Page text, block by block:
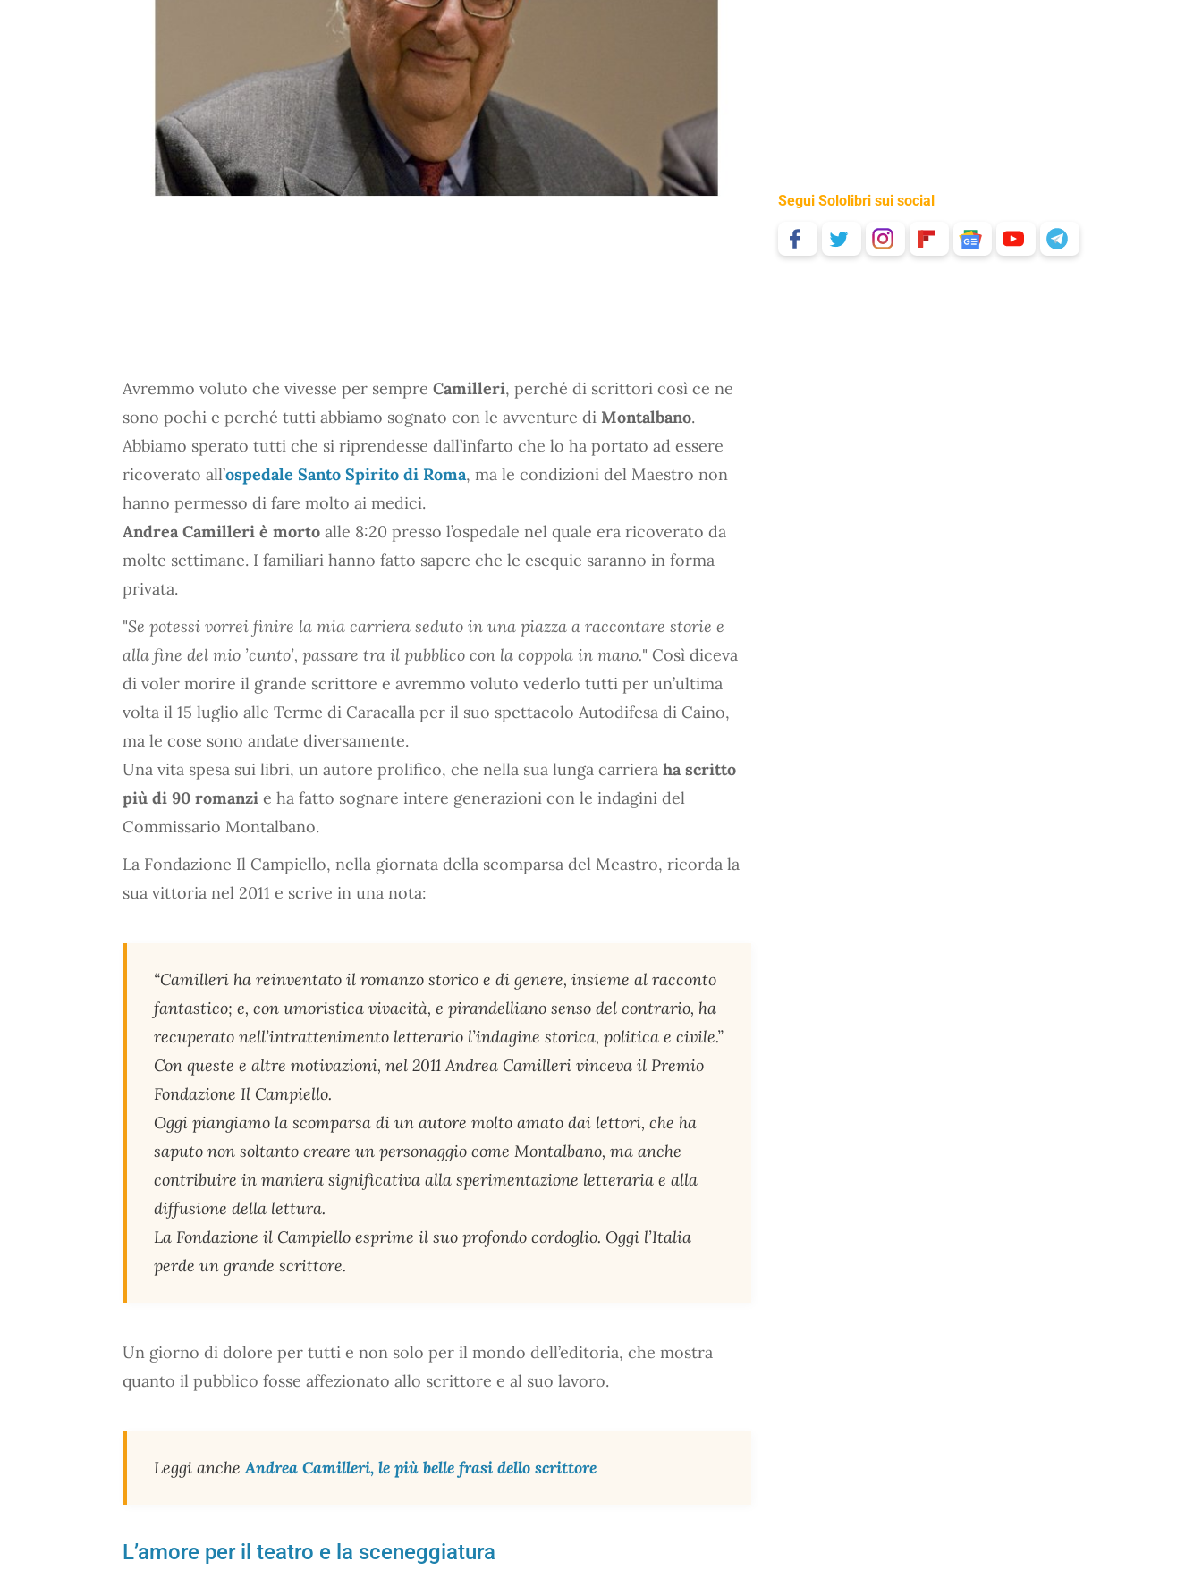
Avremmo voluto che vivesse per sempre Camilleri, perché di scrittori così ce ne
sono pochi e perché tutti abbiamo sognato con le avventure di Montalbano.
Abbiamo sperato tutti che si riprendesse dall’infarto che lo ha portato ad essere
ricoverato all’ospedale Santo Spirito di Roma, ma le condizioni del Maestro non
hanno permesso di fare molto ai medici.
Andrea Camilleri è morto alle 8:20 presso l’ospedale nel quale era ricoverato da
molte settimane. I familiari hanno fatto sapere che le esequie saranno in forma
privata.
"Se potessi vorrei finire la mia carriera seduto in una piazza a raccontare storie e
alla fine del mio ’cunto’, passare tra il pubblico con la coppola in mano." Così diceva
di voler morire il grande scrittore e avremmo voluto vederlo tutti per un’ultima
volta il 15 luglio alle Terme di Caracalla per il suo spettacolo Autodifesa di Caino,
ma le cose sono andate diversamente.
Una vita spesa sui libri, un autore prolifico, che nella sua lunga carriera ha scritto
più di 90 romanzi e ha fatto sognare intere generazioni con le indagini del
Commissario Montalbano.
La Fondazione Il Campiello, nella giornata della scomparsa del Meastro, ricorda la
sua vittoria nel 2011 e scrive in una nota:
“Camilleri ha reinventato il romanzo storico e di genere, insieme al racconto
fantastico; e, con umoristica vivacità, e pirandelliano senso del contrario, ha
recuperato nell’intrattenimento letterario l’indagine storica, politica e civile.”
Con queste e altre motivazioni, nel 2011 Andrea Camilleri vinceva il Premio
Fondazione Il Campiello.
Oggi piangiamo la scomparsa di un autore molto amato dai lettori, che ha
saputo non soltanto creare un personaggio come Montalbano, ma anche
contribuire in maniera significativa alla sperimentazione letteraria e alla
diffusione della lettura.
La Fondazione il Campiello esprime il suo profondo cordoglio. Oggi l’Italia
perde un grande scrittore.
Un giorno di dolore per tutti e non solo per il mondo dell’editoria, che mostra
quanto il pubblico fosse affezionato allo scrittore e al suo lavoro.
Leggi ancheAndrea Camilleri, le più belle frasi dello scrittore
L’amore per il teatro e la sceneggiatura
Segui Sololibri sui social